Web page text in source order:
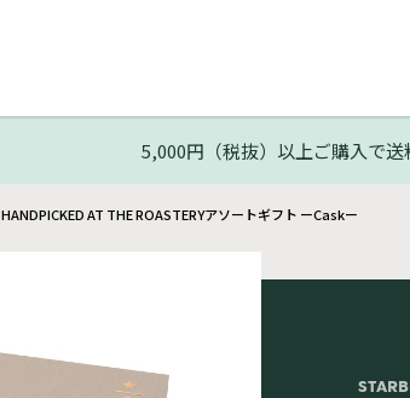
5,000円（税抜）以上ご購入で送
HANDPICKED AT THE ROASTERYアソートギフト ーCaskー